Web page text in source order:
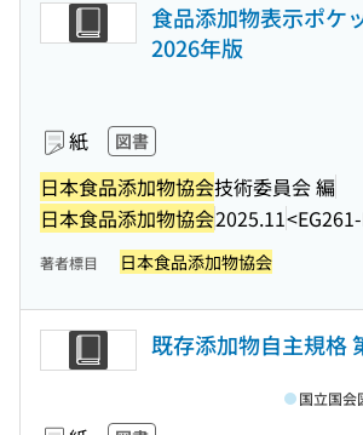
食品添加物表示ポケ
2026年版
紙 図書
日本食品添加物協会技術委員会 編
日本食品添加物協会2025.11
著者標目 日本食品添加物協会
既存添加物自主規格
国立国会